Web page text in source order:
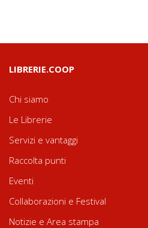
LIBRERIE.COOP
Chi siamo
Le Librerie
Servizi e vantaggi
Raccolta punti
Eventi
Collaborazioni e Festival
Notizie e Area stampa